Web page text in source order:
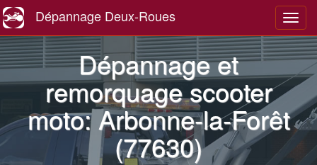
Dépannage Deux-Roues
Dépannage et
remorquage scooter
moto: Arbonne-la-Forêt
(77630)